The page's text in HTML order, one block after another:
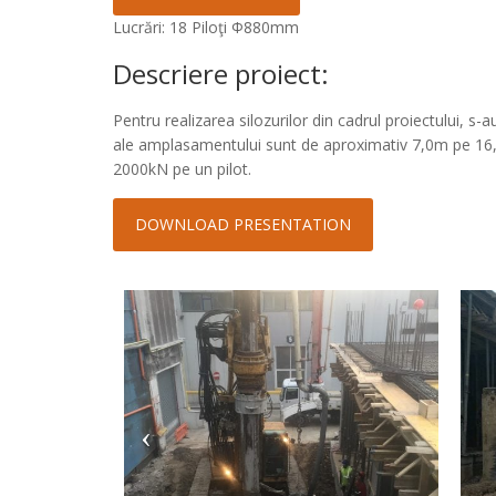
Lucrări: 18 Piloţi Φ880mm
Descriere proiect:
Pentru realizarea silozurilor din cadrul proiectului,
ale amplasamentului sunt de aproximativ 7,0m pe
2000kN pe un pilot.
DOWNLOAD PRESENTATION